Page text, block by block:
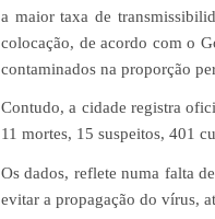
a maior taxa de
colocação, de acordo com o
contaminados na proporção
Contudo, a cidade registra
11 mortes, 15 suspeitos, 401
Os dados, reflete numa falta
evitar a propagação do vírus,